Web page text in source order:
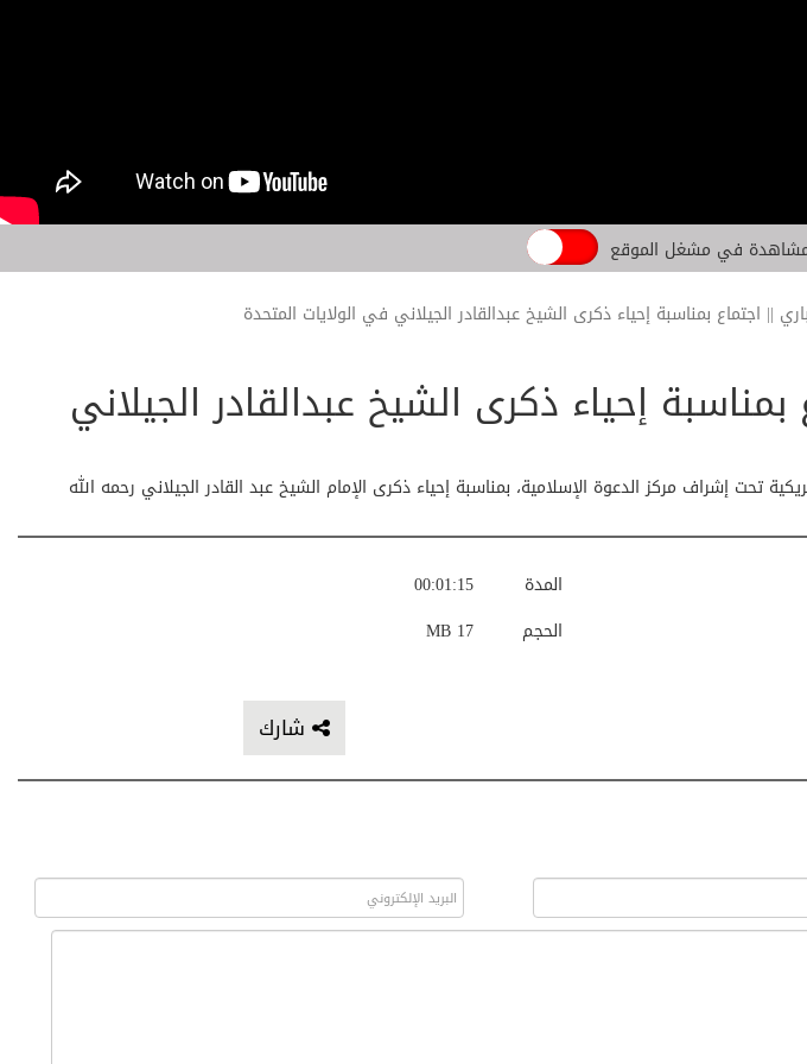
في مشغل الموقع
|| اجتماع بمناسبة إحياء ذكرى الشيخ عبدالقادر الجيلاني في الولايات المتحدة
بمناسبة إحياء ذكرى الشيخ عبدالقادر الجيلاني
تحت إشراف مركز الدعوة الإسلامية، بمناسبة إحياء ذكرى الإمام الشيخ عبد القادر الجيلاني رحمه الله
00:01:15
المدة
17 MB
الحجم
شارك